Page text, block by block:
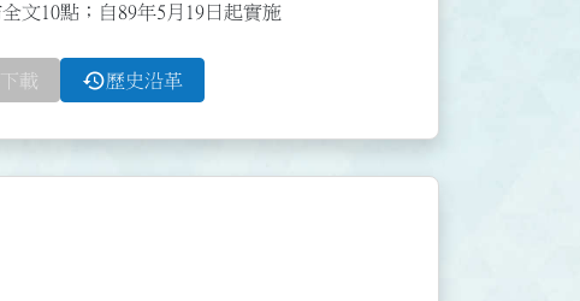
文10點；自89年5月19日起實施
載 history歷史沿革